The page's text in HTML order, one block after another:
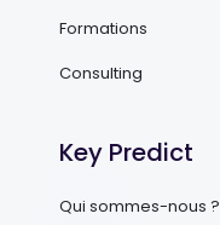
Formations
Consulting
Key Predict
Qui sommes-nous ?